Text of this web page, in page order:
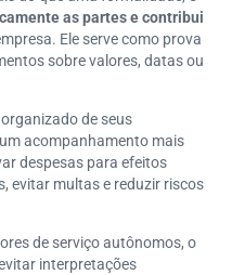
as partes e contribui
Ele serve como prova
sobre valores, datas ou
de seus
acompanhamento mais
despesas para efeitos
evitar multas e reduzir riscos
de serviço autônomos, o
interpretações